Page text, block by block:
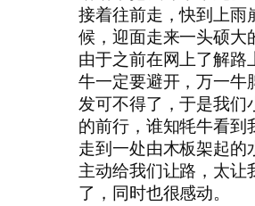
接着往前走，快到上雨
候，迎面走来一头硕大
由于之前在网上了解路
牛一定要避开，万一牛
发可不得了，于是我们
的前行，谁知牦牛看到
走到一处由木板架起的
主动给我们让路，太让
了，同时也很感动。